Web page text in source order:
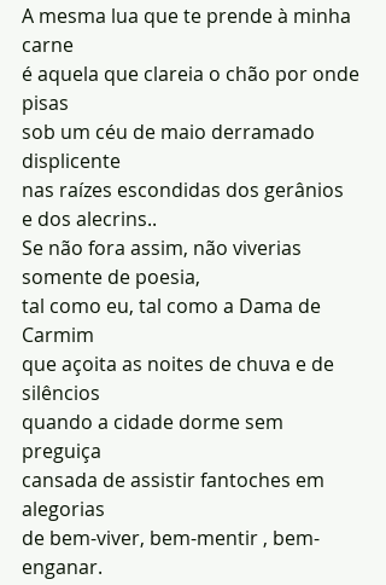
A mesma lua que te prende à minha
carne
é aquela que clareia o chão por onde
pisas
sob um céu de maio derramado
displicente
nas raízes escondidas dos gerânios
e dos alecrins..
Se não fora assim, não viverias
somente de poesia,
tal como eu, tal como a Dama de
Carmim
que açoita as noites de chuva e de
silêncios
quando a cidade dorme sem
preguiça
cansada de assistir fantoches em
alegorias
de bem-viver, bem-mentir , bem-
enganar.